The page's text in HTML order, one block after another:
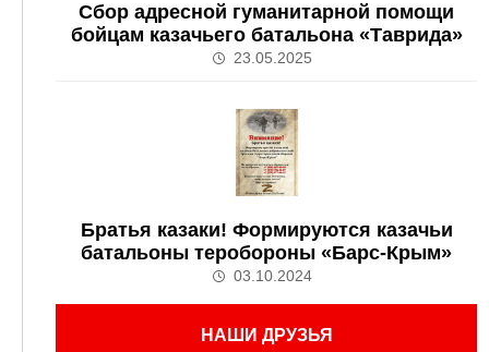
Сбор адресной гуманитарной помощи
бойцам казачьего батальона «Таврида»
23.05.2025
Братья казаки! Формируются казачьи
батальоны теробороны «Барс-Крым»
03.10.2024
НАШИ ДРУЗЬЯ